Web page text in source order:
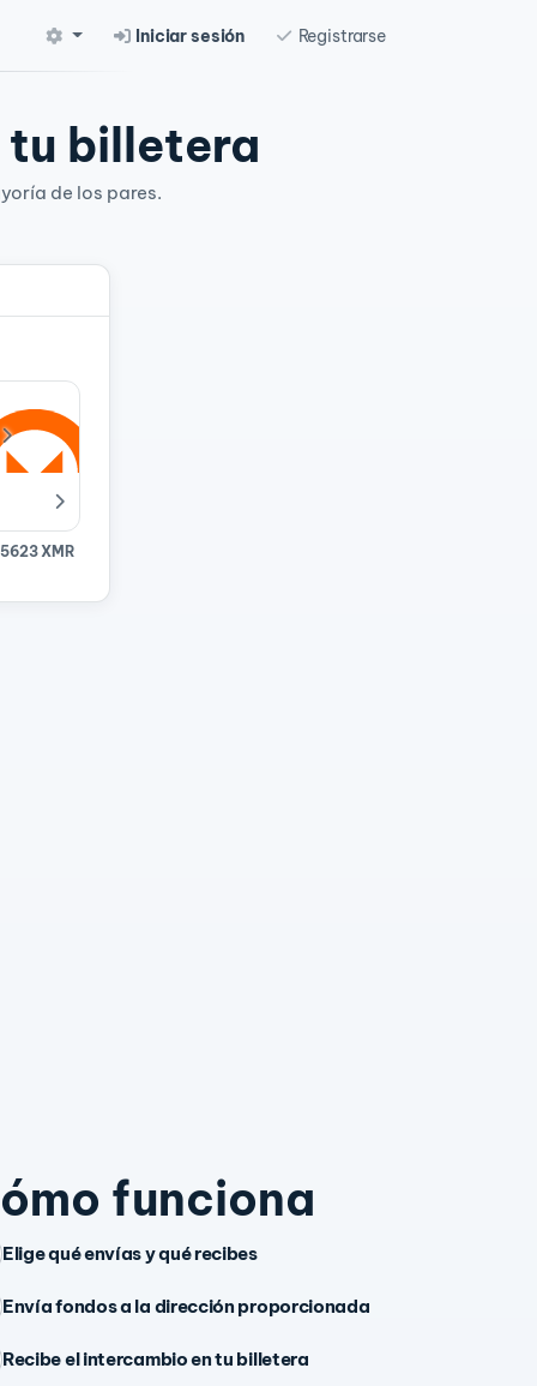
Iniciar sesión Registrarse
billetera
de los pares.
XMR
funciona
Elige qué envías y qué recibes
Envía fondos a la dirección proporcionada
Recibe el intercambio en tu billetera